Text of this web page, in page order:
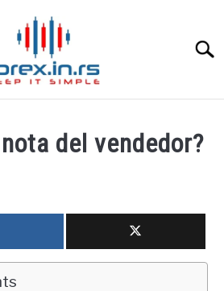
DE DIVISAS
del vendedor?